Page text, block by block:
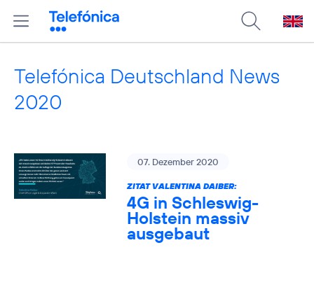
Telefónica Deutschland News
2020
07. Dezember 2020
ZITAT VALENTINA DAIBER:
4G in Schleswig-
Holstein massiv
ausgebaut